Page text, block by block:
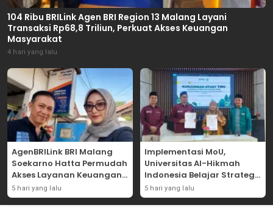
104 Ribu BRILink Agen BRI Region 13 Malang Layani
Transaksi Rp68,8 Triliun, Perkuat Akses Keuangan
Masyarakat
4 hari yang lalu
AgenBRILink BRI Malang
Soekarno Hatta Permudah
Akses Layanan Keuangan
Masyarakat
5 hari yang lalu
Implementasi MoU,
Universitas Al-Hikmah
Indonesia Belajar Strategi
Kemandirian Ekonomi di
Pondok Pesantren Sunan
5 hari yang lalu